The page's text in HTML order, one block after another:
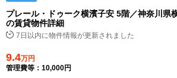
プレール・ドゥーク横濱子安 5階／神奈川県
の賃貸物件詳細
7日以内に物件情報が更新されました
9.4万円
管理費等：10,000円